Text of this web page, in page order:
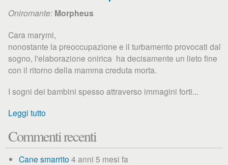
Oniromante: Morpheus
Cara marymi,
nonostante la preoccupazione e il turbamento provocati dal
sogno, l'elaborazione onirica ha decisamente un lieto fine
con il ritorno della mamma creduta morta.
I sogni dei bambini spesso attraverso immagini forti...
Leggi tutto
Commenti recenti
Cane smarrito 4 anni 5 mesi fa